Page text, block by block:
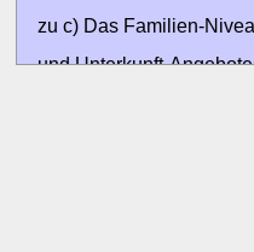
zu c) Das Familien-
und Unterkunft-